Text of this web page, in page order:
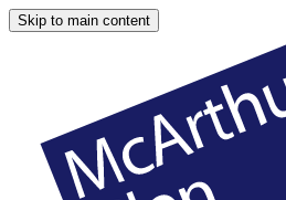
Skip to main content